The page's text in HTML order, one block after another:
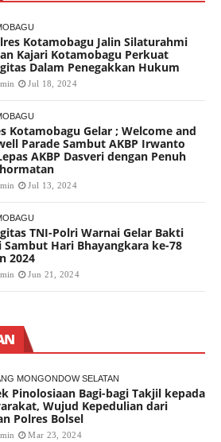
Kotamobagu Jalin Silaturahmi
Kajari Kotamobagu Perkuat
Dalam Penegakkan Hukum
Jul 18, 2024
Kotamobagu Gelar ; Welcome and
Parade Sambut AKBP Irwanto
AKBP Dasveri dengan Penuh
Jul 13, 2024
TNI-Polri Warnai Gelar Bakti
Sambut Hari Bhayangkara ke-78
2024
Jun 21, 2024
MONGONDOW SELATAN
Pinolosiaan Bagi-bagi Takjil kepada
Wujud Kepedulian dari
Polres Bolsel
Mar 23, 2024